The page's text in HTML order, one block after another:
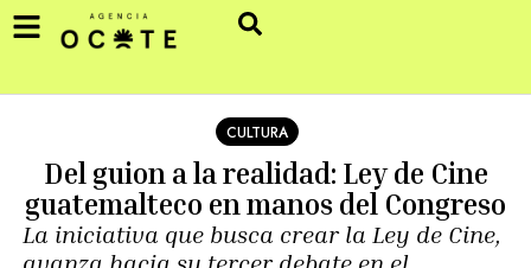
CULTURA
Del guion a la realidad: Ley de Cine
guatemalteco en manos del Congreso
La iniciativa que busca crear la Ley de Cine,
avanza hacia su tercer debate en el